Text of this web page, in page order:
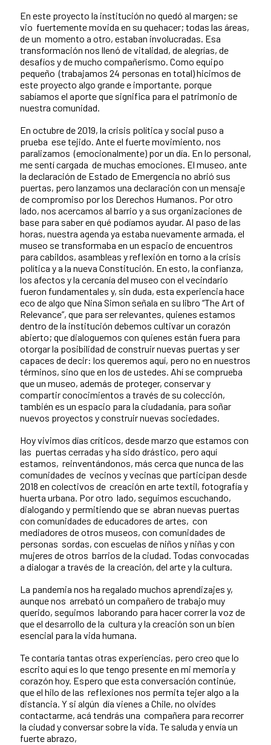
En este proyecto la institución no quedó al margen; se
vio fuertemente movida en su quehacer; todas las áreas,
de un momento a otro, estaban involucradas. Esa
transformación nos llenó de vitalidad, de alegrías, de
desafíos y de mucho compañerismo. Como equipo
pequeño (trabajamos 24 personas en total) hicimos de
este proyecto algo grande e importante, porque
sabíamos el aporte que significa para el patrimonio de
nuestra comunidad.
En octubre de 2019, la crisis política y social puso a
prueba ese tejido. Ante el fuerte movimiento, nos
paralizamos (emocionalmente) por un día. En lo personal,
me sentí cargada de muchas emociones. El museo, ante
la declaración de Estado de Emergencia no abrió sus
puertas, pero lanzamos una declaración con un mensaje
de compromiso por los Derechos Humanos. Por otro
lado, nos acercamos al barrio y a sus organizaciones de
base para saber en qué podíamos ayudar. Al paso de las
horas, nuestra agenda ya estaba nuevamente armada, el
museo se transformaba en un espacio de encuentros
para cabildos, asambleas y reflexión en torno a la crisis
política y a la nueva Constitución. En esto, la confianza,
los afectos y la cercanía del museo con el vecindario
fueron fundamentales y, sin duda, esta experiencia hace
eco de algo que Nina Simon señala en su libro “The Art of
Relevance”, que para ser relevantes, quienes estamos
dentro de la institución debemos cultivar un corazón
abierto; que dialoguemos con quienes están fuera para
otorgar la posibilidad de construir nuevas puertas y ser
capaces de decir: los queremos aquí, pero no en nuestros
términos, sino que en los de ustedes. Ahí se comprueba
que un museo, además de proteger, conservar y
compartir conocimientos a través de su colección,
también es un espacio para la ciudadanía, para soñar
nuevos proyectos y construir nuevas sociedades.
Hoy vivimos días críticos, desde marzo que estamos con
las puertas cerradas y ha sido drástico, pero aquí
estamos, reinventándonos, más cerca que nunca de las
comunidades de vecinos y vecinas que participan desde
2018 en colectivos de creación en arte textil, fotografía y
huerta urbana. Por otro lado, seguimos escuchando,
dialogando y permitiendo que se abran nuevas puertas
con comunidades de educadores de artes, con
mediadores de otros museos, con comunidades de
personas sordas, con escuelas de niños y niñas y con
mujeres de otros barrios de la ciudad. Todas convocadas
a dialogar a través de la creación, del arte y la cultura.
La pandemia nos ha regalado muchos aprendizajes y,
aunque nos arrebató un compañero de trabajo muy
querido, seguimos laborando para hacer correr la voz de
que el desarrollo de la cultura y la creación son un bien
esencial para la vida humana.
Te contaría tantas otras experiencias, pero creo que lo
escrito aquí es lo que tengo presente en mi memoria y
corazón hoy. Espero que esta conversación continúe,
que el hilo de las reflexiones nos permita tejer algo a la
distancia. Y si algún día vienes a Chile, no olvides
contactarme, acá tendrás una compañera para recorrer
la ciudad y conversar sobre la vida. Te saluda y envía un
fuerte abrazo,